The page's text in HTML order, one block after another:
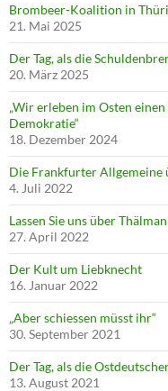
Brombeer-Koalition in
21. Mai 2025
Der Tag, als die
20. März 2025
„Wir erleben im Osten
Demokratie“
18. Dezember 2024
Die Frankfurter Allgemeine
4. Juli 2022
Lassen Sie uns über
27. April 2022
Der Kult um Liebknecht
16. Januar 2022
„Aber schiessen müsst ihr“
30. September 2021
Der Tag, als die
13. August 2021